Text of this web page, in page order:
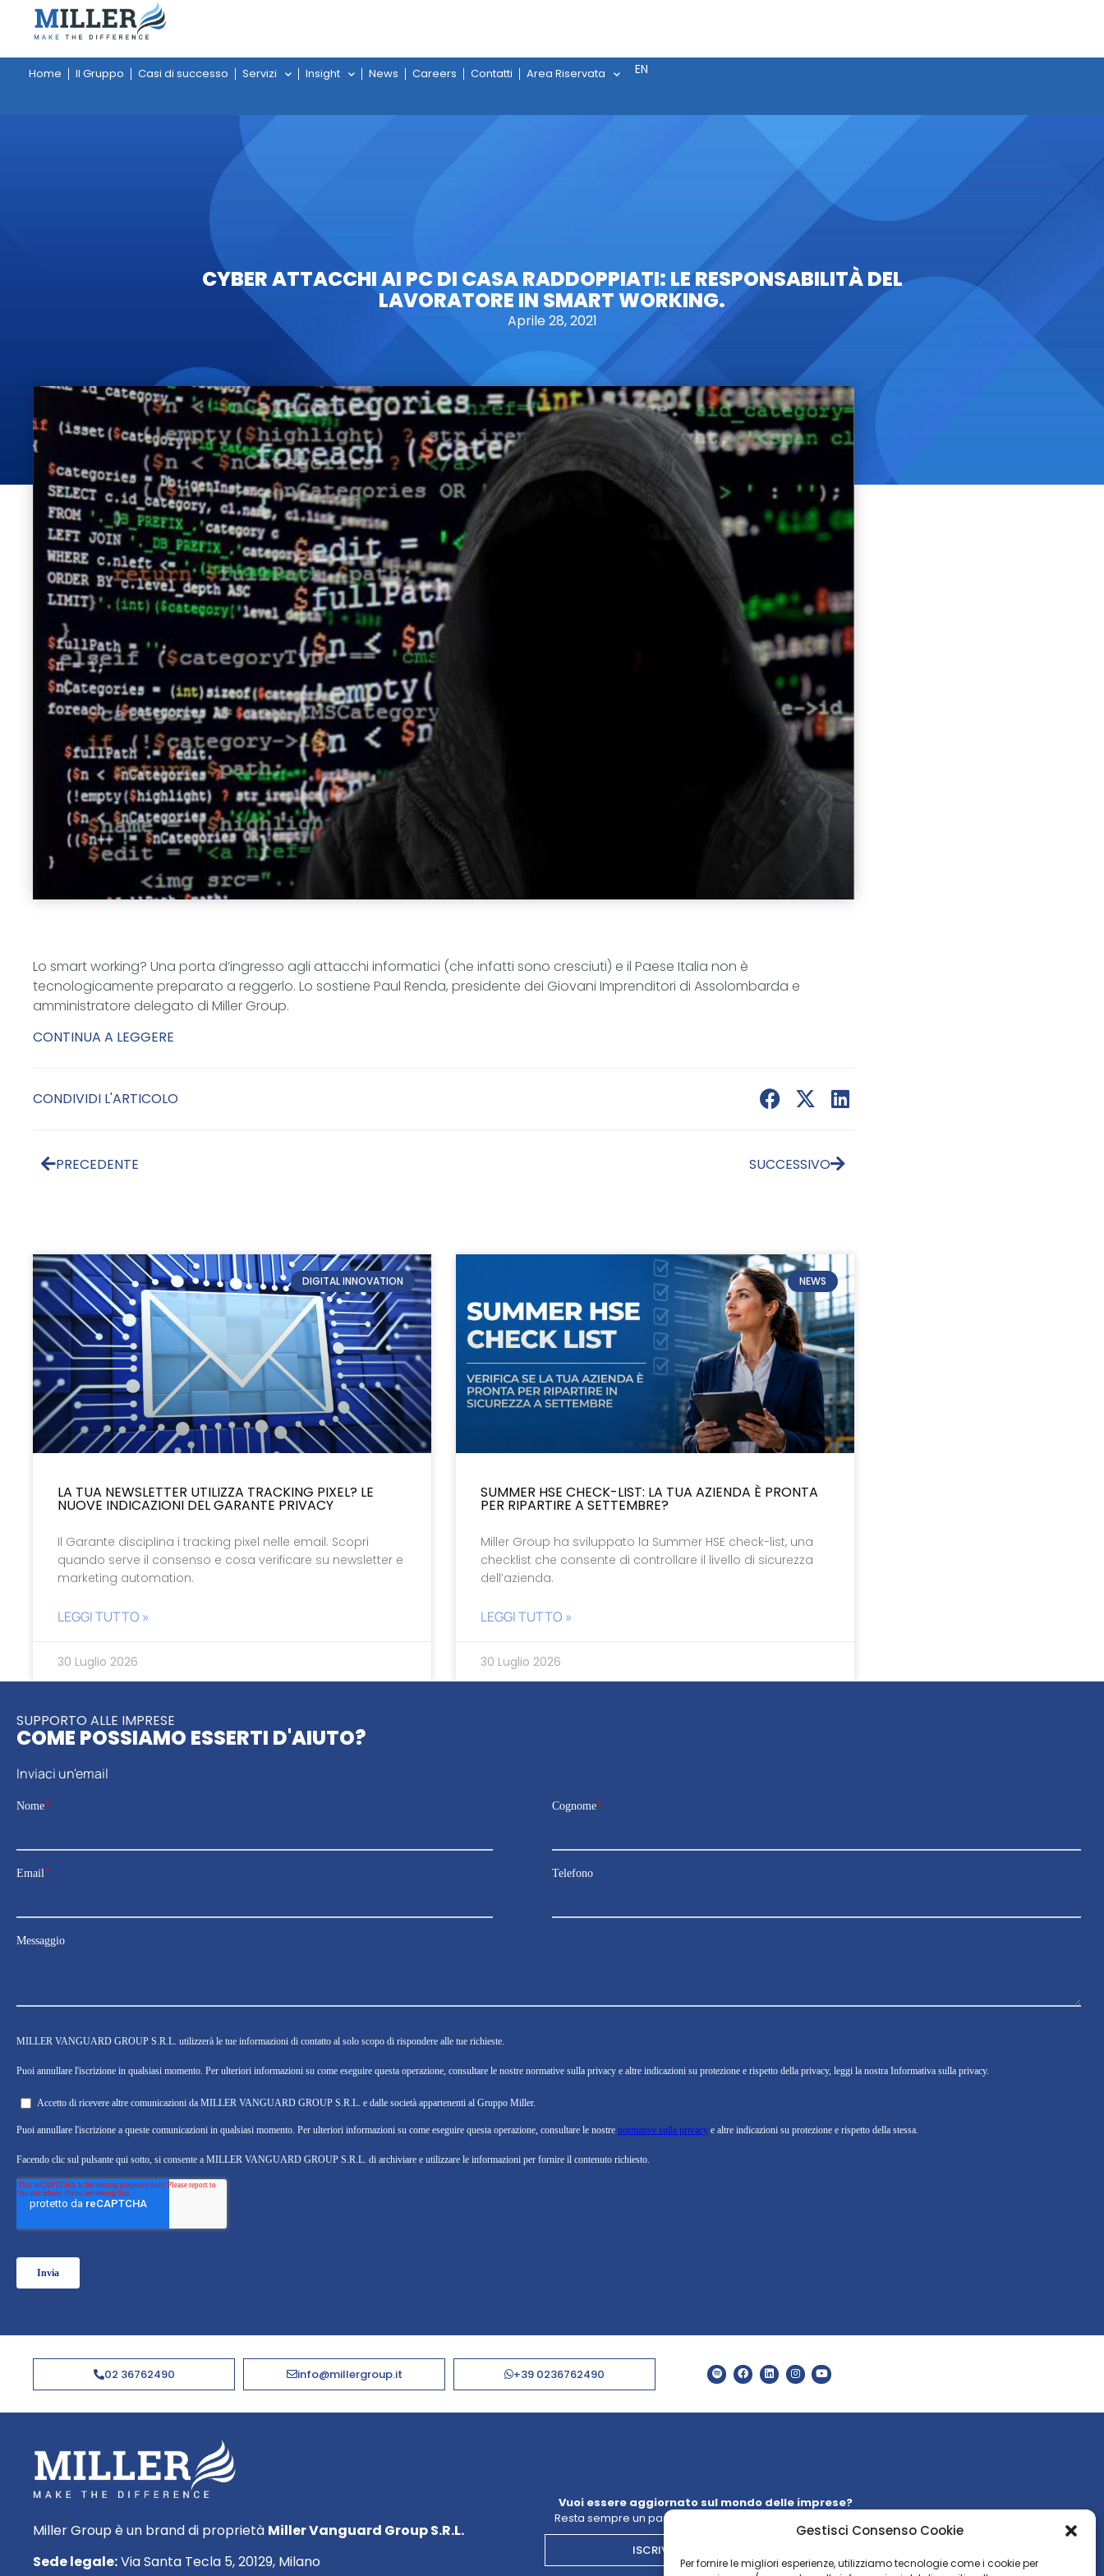
Gestisci Consenso Cookie
Per fornire le migliori esperienze, utilizziamo tecnologie come i cookie per
Home Il Gruppo Casi di successo Servizi Insight News Careers Contatti Area Riservata EN
CYBER ATTACCHI AI PC DI CASA RADDOPPIATI: LE RESPONSABILITÀ DEL
LAVORATORE IN SMART WORKING.
Aprile 28, 2021
Lo smart working? Una porta d’ingresso agli attacchi informatici (che infatti sono cresciuti) e il Paese Italia non è
tecnologicamente preparato a reggerlo. Lo sostiene Paul Renda, presidente dei Giovani Imprenditori di Assolombarda e
amministratore delegato di Miller Group.
CONTINUA A LEGGERE
CONDIVIDI L'ARTICOLO
PRECEDENTE SUCCESSIVO
DIGITAL INNOVATION
LA TUA NEWSLETTER UTILIZZA TRACKING PIXEL? LE
NUOVE INDICAZIONI DEL GARANTE PRIVACY
Il Garante disciplina i tracking pixel nelle email. Scopri
quando serve il consenso e cosa verificare su newsletter e
marketing automation.
LEGGI TUTTO »
30 Luglio 2026
NEWS
SUMMER HSE CHECK-LIST: LA TUA AZIENDA È PRONTA
PER RIPARTIRE A SETTEMBRE?
Miller Group ha sviluppato la Summer HSE check-list, una
checklist che consente di controllare il livello di sicurezza
dell’azienda.
LEGGI TUTTO »
30 Luglio 2026
SUPPORTO ALLE IMPRESE
COME POSSIAMO ESSERTI D'AIUTO?
Inviaci un'email
02 36762490 info@millergroup.it +39 0236762490
Miller Group è un brand di proprietà Miller Vanguard Group S.R.L.
Sede legale:Via Santa Tecla 5, 20129, Milano
Vuoi essere aggiornato sul mondo delle imprese?
Resta sempre un passo avanti con la nostra
ISCRIVITI ALLA NEWSLETTER